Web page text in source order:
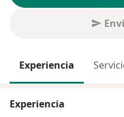
Experiencia
Experiencia